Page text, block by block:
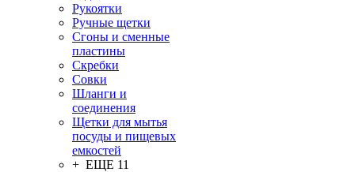
Рукоятки
Ручные щетки
Сгоны и сменные
пластины
Скребки
Совки
Шланги и
соединения
Щетки для мытья
посуды и пищевых
емкостей
+ ЕЩЕ 11